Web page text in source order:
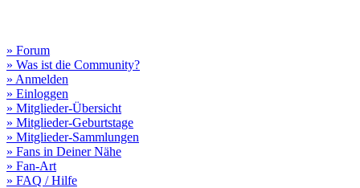
» Forum
» Was ist die Community?
» Anmelden
» Einloggen
» Mitglieder-Übersicht
» Mitglieder-Geburtstage
» Mitglieder-Sammlungen
» Fans in Deiner Nähe
» Fan-Art
» FAQ / Hilfe